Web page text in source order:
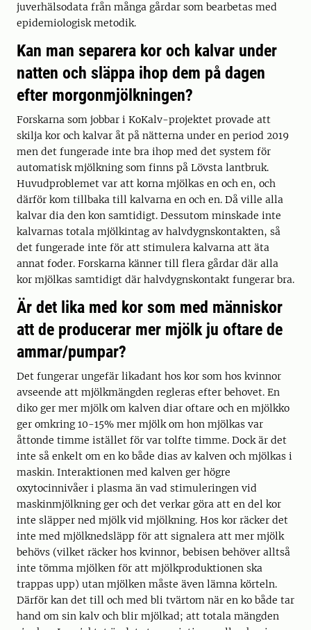
juverhälsodata från många gårdar som bearbetas med
epidemiologisk metodik.
Kan man separera kor och kalvar under
natten och släppa ihop dem på dagen
efter morgonmjölkningen?
Forskarna som jobbar i KoKalv-projektet provade att
skilja kor och kalvar åt på nätterna under en period 2019
men det fungerade inte bra ihop med det system för
automatisk mjölkning som finns på Lövsta lantbruk.
Huvudproblemet var att korna mjölkas en och en, och
därför kom tillbaka till kalvarna en och en. Då ville alla
kalvar dia den kon samtidigt. Dessutom minskade inte
kalvarnas totala mjölkintag av halvdygnskontakten, så
det fungerade inte för att stimulera kalvarna att äta
annat foder. Forskarna känner till flera gårdar där alla
kor mjölkas samtidigt där halvdygnskontakt fungerar bra.
Är det lika med kor som med människor
att de producerar mer mjölk ju oftare de
ammar/pumpar?
Det fungerar ungefär likadant hos kor som hos kvinnor
avseende att mjölkmängden regleras efter behovet. En
diko ger mer mjölk om kalven diar oftare och en mjölkko
ger omkring 10-15% mer mjölk om hon mjölkas var
åttonde timme istället för var tolfte timme. Dock är det
inte så enkelt om en ko både dias av kalven och mjölkas i
maskin. Interaktionen med kalven ger högre
oxytocinnivåer i plasma än vad stimuleringen vid
maskinmjölkning ger och det verkar göra att en del kor
inte släpper ned mjölk vid mjölkning. Hos kor räcker det
inte med mjölknedsläpp för att signalera att mer mjölk
behövs (vilket räcker hos kvinnor, bebisen behöver alltså
inte tömma mjölken för att mjölkproduktionen ska
trappas upp) utan mjölken måste även lämna körteln.
Därför kan det till och med bli tvärtom när en ko både tar
hand om sin kalv och blir mjölkad; att totala mängden